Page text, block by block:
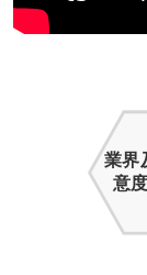
業界
意